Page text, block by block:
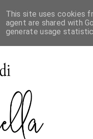
This site uses cookies
agent are shared with
generate usage